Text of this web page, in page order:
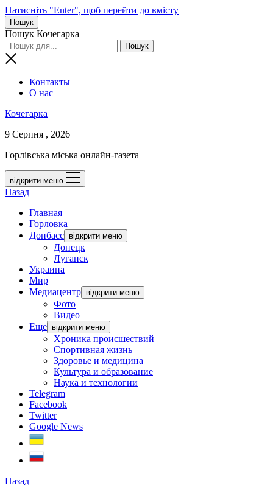
Натисніть "Enter", щоб перейти до вмісту
Пошук
Пошук Кочегарка
Контакты
О нас
Кочегарка
9 Серпня , 2026
Горлівська міська онлайн-газета
відкрити меню
Назад
Главная
Горловка
Донбасс відкрити меню
Донецк
Луганск
Украина
Мир
Медиацентр відкрити меню
Фото
Видео
Еще відкрити меню
Хроника происшествий
Спортивная жизнь
Здоровье и медицина
Культура и образование
Наука и технологии
Telegram
Facebook
Twitter
Google News
Назад